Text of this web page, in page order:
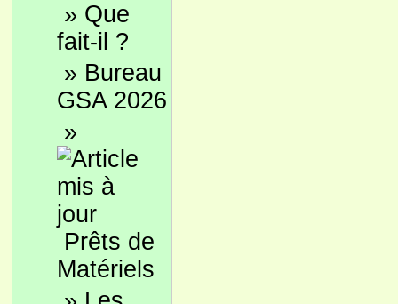
» Que
fait-il ?
» Bureau
GSA 2026
»
Prêts de
Matériels